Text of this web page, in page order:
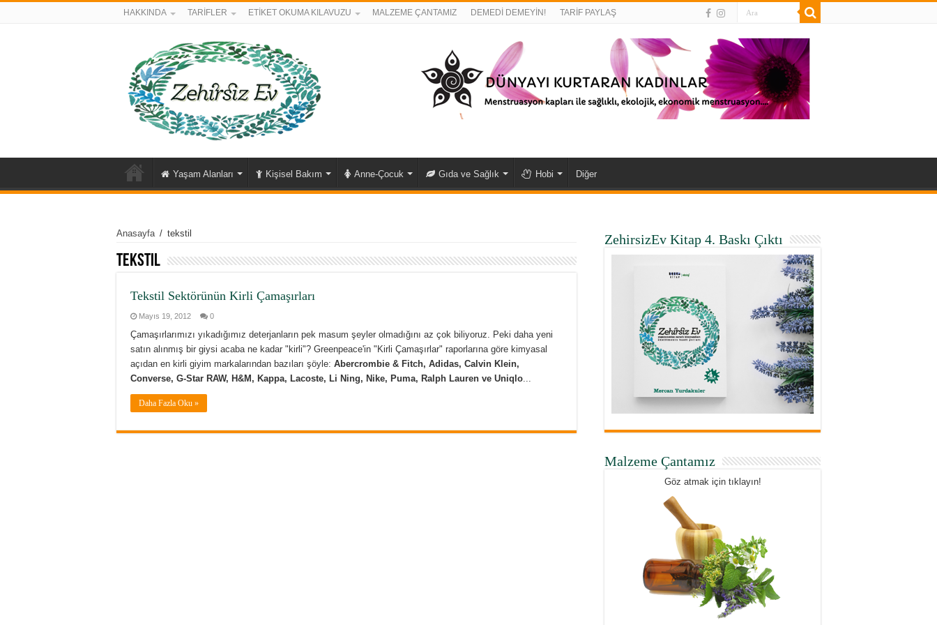
HAKKINDA TARİFLER ETİKET OKUMA KILAVUZU MALZEME ÇANTAMIZ DEMEDİ DEMEYİN! TARİF PAYLAŞ
Yaşam Alanları Kişisel Bakım Anne-Çocuk Gıda ve Sağlık Hobi Diğer
Anasayfa / tekstil
tekstil
Tekstil Sektörünün Kirli Çamaşırları
Mayıs 19, 2012 0
Çamaşırlarımızı yıkadığımız deterjanların pek masum şeyler olmadığını az çok biliyoruz. Peki daha yeni
satın alınmış bir giysi acaba ne kadar "kirli"? Greenpeace'in "Kirli Çamaşırlar" raporlarına göre kimyasal
açıdan en kirli giyim markalarından bazıları şöyle: Abercrombie & Fitch, Adidas, Calvin Klein,
Converse, G-Star RAW, H&M, Kappa, Lacoste, Li Ning, Nike, Puma, Ralph Lauren ve Uniqlo...
Daha Fazla Oku »
ZehirsizEv Kitap 4. Baskı Çıktı
Malzeme Çantamız
Göz atmak için tıklayın!